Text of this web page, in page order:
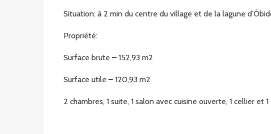
Situation: à 2 min du centre du village et de la lagune
Propriété:
Surface brute – 152,93 m2
Surface utile – 120,93 m2
2 chambres, 1 suite, 1 salon avec cuisine ouverte, 1 cellier et